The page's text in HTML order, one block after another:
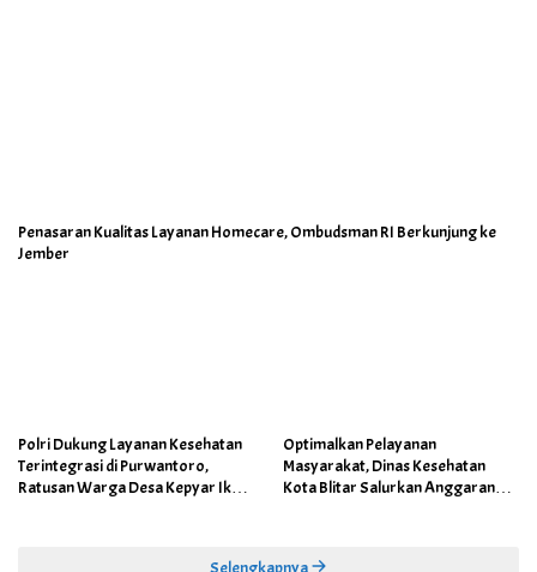
Penasaran Kualitas Layanan Homecare, Ombudsman RI Berkunjung ke
Jember
Polri Dukung Layanan Kesehatan
Terintegrasi di Purwantoro,
Ratusan Warga Desa Kepyar Ikuti
Optimalkan Pelayanan
Masyarakat, Dinas Kesehatan
Kota Blitar Salurkan Anggaran
Selengkapnya